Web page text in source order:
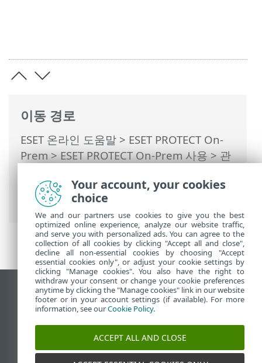
이동 경로
ESET 온라인 도움말 > ESET PROTECT On-
Prem>ESET PROTECT On-Prem 사용>관
Prem> MSP 사용자용 ESET PROTECT On-
Prem의 기능
데스크톱 사이트 보기
End of Life
ESET 지식 베이스
ESET Status Portal
Your account, your cookies
choice
We and our partners use cookies to give you the best
optimized online experience, analyze our website traffic,
and serve you with personalized ads. You can agree to the
collection of all cookies by clicking "Accept all and close",
decline all non-essential cookies by choosing "Accept
essential cookies only", or adjust your cookie settings by
clicking "Manage cookies". You also have the right to
withdraw your consent or change your cookie preferences
anytime by clicking the "Manage cookies" link in our website
footer or in your account settings (if available). For more
information, see ourCookie Policy.
ACCEPT ALL AND CLOSE